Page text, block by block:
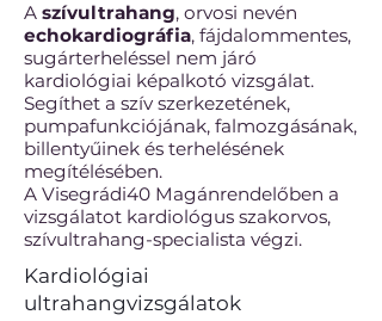
A szívultrahang, orvosi nevén
echokardiográfia, fájdalommentes,
sugárterheléssel nem járó
kardiológiai képalkotó vizsgálat.
Segíthet a szív szerkezetének,
pumpafunkciójának, falmozgásának,
billentyűinek és terhelésének
megítélésében.
A Visegrádi40 Magánrendelőben a
vizsgálatot kardiológus szakorvos,
szívultrahang-specialista végzi.
Kardiológiai
ultrahangvizsgálatok